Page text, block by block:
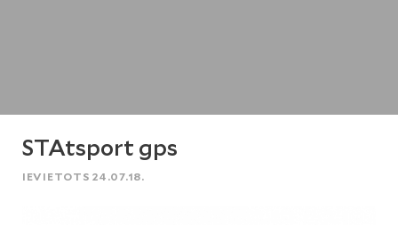
STAtsport gps
IEVIETOTS 24.07.18.